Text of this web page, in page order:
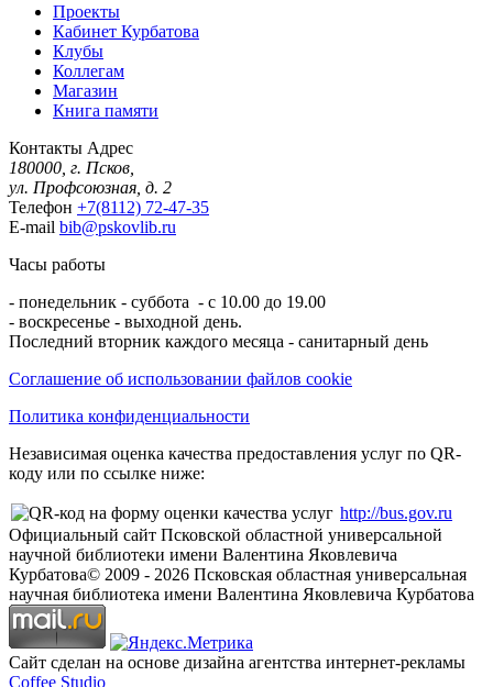
Проекты
Кабинет Курбатова
Клубы
Коллегам
Магазин
Книга памяти
Контакты Адрес
180000, г. Псков,
ул. Профсоюзная, д. 2
Телефон +7(8112) 72-47-35
E-mail bib@pskovlib.ru
Часы работы
- понедельник - суббота - с 10.00 до 19.00
- воскресенье - выходной день.
Последний вторник каждого месяца - санитарный день
Соглашение об использовании файлов cookie
Политика конфиденциальности
Независимая оценка качества предоставления услуг по QR-
коду или по ссылке ниже:
http://bus.gov.ru
Официальный сайт Псковской областной универсальной
научной библиотеки имени Валентина Яковлевича
Курбатова© 2009 - 2026 Псковская областная универсальная
научная библиотека имени Валентина Яковлевича Курбатова
Сайт сделан на основе дизайна агентства интернет-рекламы
Coffee Studio